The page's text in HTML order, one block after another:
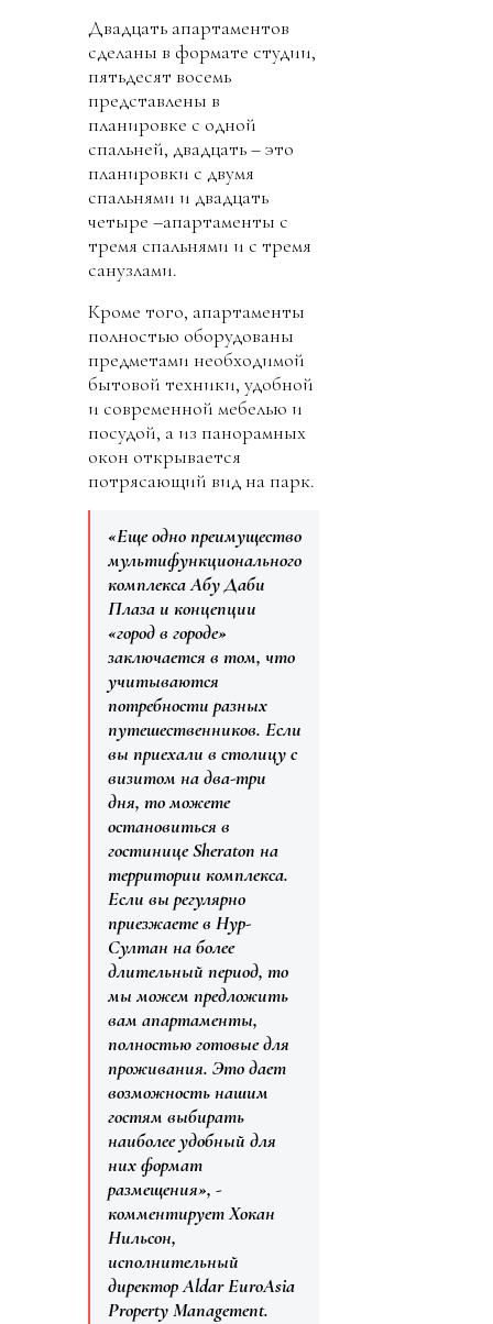
Двадцать апартаментов
сделаны в формате студии,
пятьдесят восемь
представлены в
планировке с одной
спальней, двадцать – это
планировки с двумя
спальнями и двадцать
четыре –апартаменты с
тремя спальнями и с тремя
санузлами.
Кроме того, апартаменты
полностью оборудованы
предметами необходимой
бытовой техники, удобной
и современной мебелью и
посудой, а из панорамных
окон открывается
потрясающий вид на парк.
«Еще одно преимущество
мультифункционального
комплекса Абу Даби
Плаза и концепции
«город в городе»
заключается в том, что
учитываются
потребности разных
путешественников. Если
вы приехали в столицу с
визитом на два-три
дня, то можете
остановиться в
гостинице Sheraton на
территории комплекса.
Если вы регулярно
приезжаете в Нур-
Султан на более
длительный период, то
мы можем предложить
вам апартаменты,
полностью готовые для
проживания. Это дает
возможность нашим
гостям выбирать
наиболее удобный для
них формат
размещения», -
комментирует Хокан
Нильсон,
исполнительный
директор Aldar EuroAsia
Property Management.